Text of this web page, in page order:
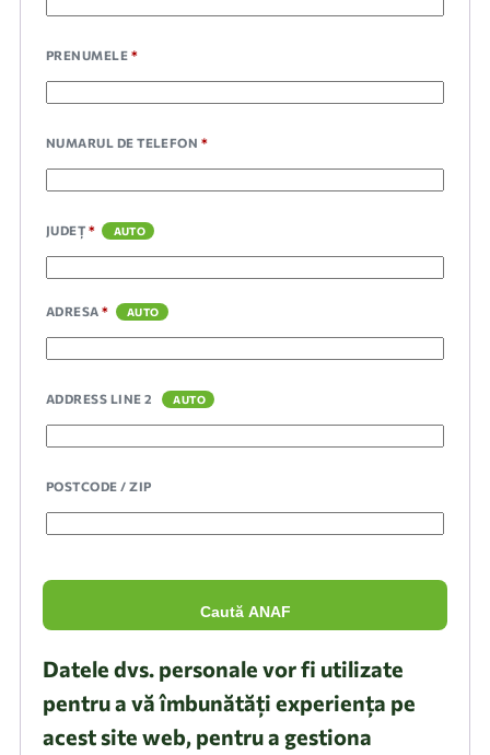
PRENUMELE *
NUMARUL DE TELEFON *
JUDEȚ *
ADRESA*
ADDRESS LINE 2
POSTCODE / ZIP
Caută ANAF
Datele dvs. personale vor fi utilizate
pentru a vă îmbunătăți experiența pe
acest site web, pentru a gestiona